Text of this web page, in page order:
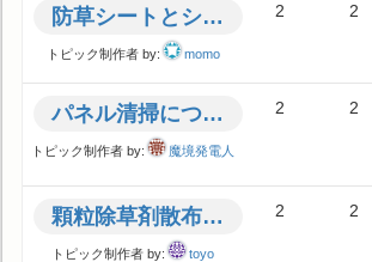
防草シートとシリコンマンガンスラグ砕石
トピック制作者 by: momo
2 2
パネル清掃について
トピック制作者 by: 魔境発電人
2 2
顆粒除草剤散布時期について
トピック制作者 by: toyo
2 2